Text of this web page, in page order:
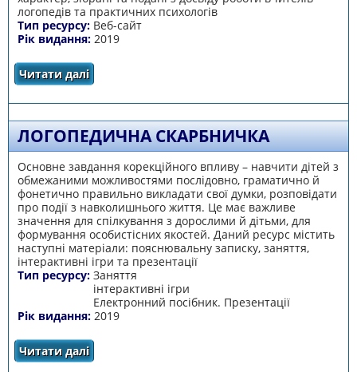
логопедів та практичних психологів
Тип ресурсу: Веб-сайт
Рік видання: 2019
Читати далі
закладів
ЛОГОПЕДИЧНА СКАРБНИЧКА
Основне завдання корекційного впливу – навчити дітей з
обмежаними можливостями послідовно, граматично й
фонетично правильно викладати свої думки, розповідати
про події з навколишнього життя. Це має важливе
значення для спілкування з дорослими й дітьми, для
формування особистісних якостей. Даний ресурс містить
наступні матеріали: пояснювальну записку, заняття,
інтерактивні ігри та презентації
Тип ресурсу: Заняття
інтерактивні ігри
Електронний посібник. Презентації
Рік видання: 2019
Читати даліпро Логопедична скарбничка